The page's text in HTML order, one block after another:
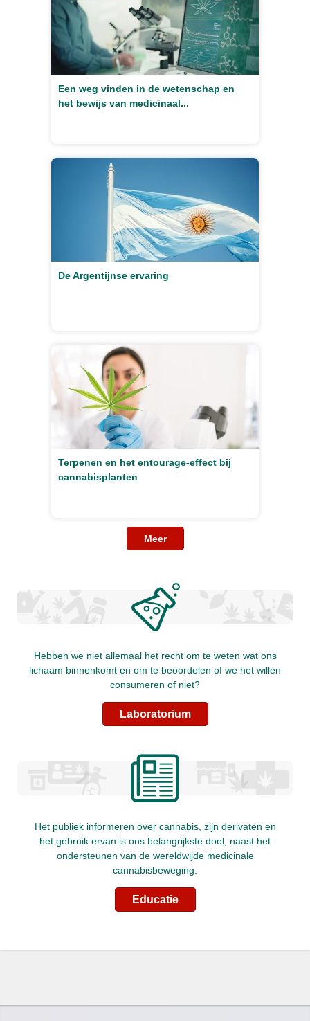
Een weg vinden in de wetenschap en
het bewijs van medicinaal...
De Argentijnse ervaring
Terpenen en het entourage-effect bij
cannabisplanten
Meer
Hebben we niet allemaal het recht om te weten wat ons
lichaam binnenkomt en om te beoordelen of we het willen
consumeren of niet?
Laboratorium
Het publiek informeren over cannabis, zijn derivaten en
het gebruik ervan is ons belangrijkste doel, naast het
ondersteunen van de wereldwijde medicinale
cannabisbeweging.
Educatie